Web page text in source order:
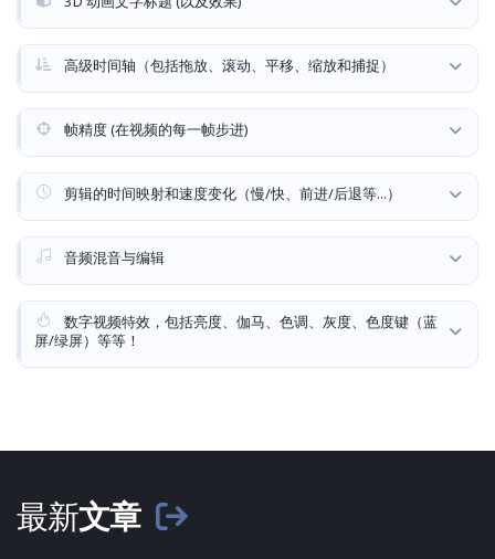
高级时间轴（包括拖放、滚动、平移、缩放和捕捉）
帧精度 (在视频的每一帧步进)
剪辑的时间映射和速度变化（慢/快、前进/后退等...）
音频混音与编辑
数字视频特效，包括亮度、伽马、色调、灰度、色度键（蓝
屏/绿屏）等等！
最新文章